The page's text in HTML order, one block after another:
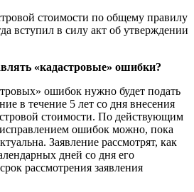
стоимости по общему правилу
вступил в силу акт об утверждении
«кадастровые» ошибки?
ошибок нужно будет подать
в течение 5 лет со дня внесения
стоимости. По действующим
исправлением ошибок можно, пока
Заявление рассмотрят, как
дней со дня его
рассмотрения заявления